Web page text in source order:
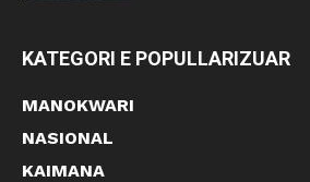
KATEGORI E POPULLARIZUAR
MANOKWARI
NASIONAL
KAIMANA